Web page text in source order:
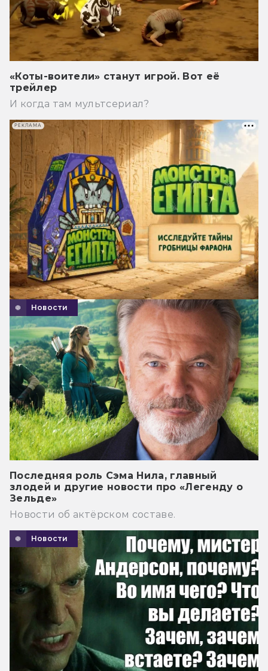
«Коты-воители» станут игрой. Вот её
трейлер
И когда там мультсериал?
Новости
Последняя роль Сэма Нила, главный
злодей и другие новости про «Легенду о
Зельде»
Новости об актёрском составе.
Новости
РЕКЛАМА